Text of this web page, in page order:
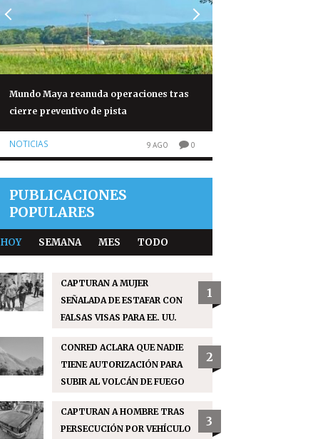
Mundo Maya reanuda operaciones tras
cierre preventivo de pista
NOTICIAS 9 AGO 0
PUBLICACIONES
POPULARES
HOY SEMANA MES TODO
CAPTURAN A MUJER
SEÑALADA DE ESTAFAR CON
FALSAS VISAS PARA EE. UU.
1
CONRED ACLARA QUE NADIE
TIENE AUTORIZACIÓN PARA
SUBIR AL VOLCÁN DE FUEGO
2
CAPTURAN A HOMBRE TRAS
PERSECUCIÓN POR VEHÍCULO
3